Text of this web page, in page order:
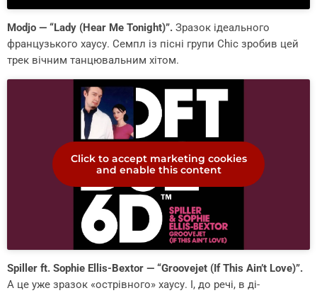
Modjo — “Lady (Hear Me Tonight)”. Зразок ідеального
французького хаусу. Семпл із пісні групи Chic зробив цей
трек вічним танцювальним хітом.
Click to accept marketing cookies
and enable this content
Spiller ft. Sophie Ellis-Bextor — “Groovejet (If This Ain’t Love)”.
А це уже зразок «острівного» хаусу. І, до речі, в ді-